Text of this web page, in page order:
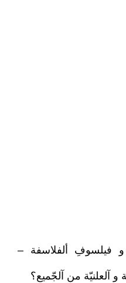
و فيلسوفِ ألفلاسفة –
آلعلنيّة من آلجّميع؟